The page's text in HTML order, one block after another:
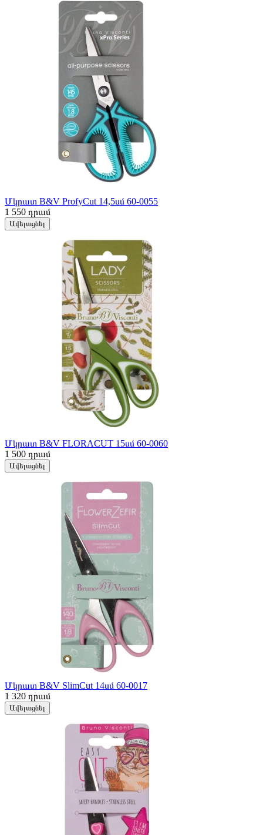
Մկրատ B&V ProfyCut 14,5սմ 60-0055
1 550 դրամ
Ավելացնել
Մկրատ B&V FLORACUT 15սմ 60-0060
1 500 դրամ
Ավելացնել
Մկրատ B&V SlimCut 14սմ 60-0017
1 320 դրամ
Ավելացնել